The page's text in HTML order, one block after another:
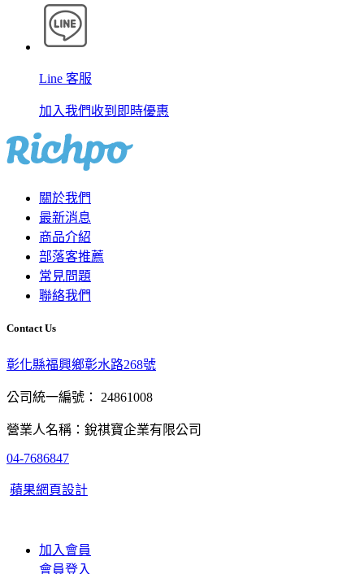
Line 客服
加入我們收到即時優惠
關於我們
最新消息
商品介紹
部落客推薦
常見問題
聯絡我們
Contact Us
彰化縣福興鄉彰水路268號
公司統一編號： 24861008
營業人名稱：銳祺寶企業有限公司
04-7686847
蘋果網頁設計
加入會員
會員登入